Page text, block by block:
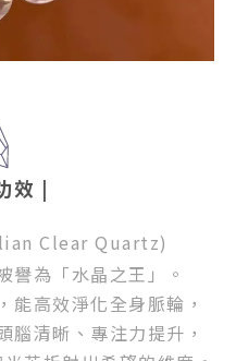
效 |
Clear Quartz)
譽為「水晶之王」。
能高效淨化全身脈輪，
腦清晰、專注力提升，